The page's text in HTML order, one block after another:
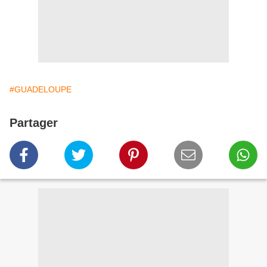
#GUADELOUPE
Partager